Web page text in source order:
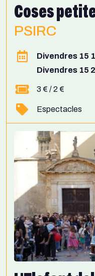
Coses
PSIRC
Divendres 15
Divendres 15
3 € / 2 €
Espectacles